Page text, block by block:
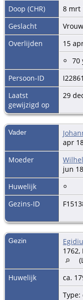
Doop (CHR)
8 mrt
Geslacht
Overlijden
15
70
Persoon-ID
I22861
Laatst
gewijzigd op
29
Vader
apr
Moeder
jun
Huwelijk
Gezins-ID
Gezin
1762,
Huwelijk
ca.
Type: